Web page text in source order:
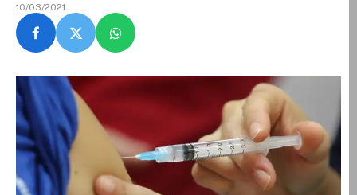
10/03/2021